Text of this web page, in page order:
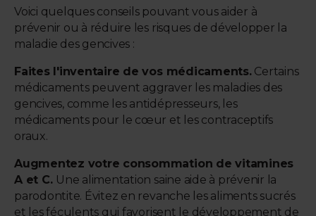
Voici quelques conseils pouvant vous aider à
prévenir ou à réduire les risques de développer la
maladie des gencives :
Faites l'inventaire de vos médicaments.Certains
médicaments peuvent aggraver les maladies des
gencives, comme les antidépresseurs, les
médicaments pour le cœur et les contraceptifs
oraux.
Augmentez votre consommation de vitamines
A et C. Une alimentation saine aide à prévenir la
parodontite. Évitez en revanche les aliments sucrés
et les féculents qui favorisent le développement de